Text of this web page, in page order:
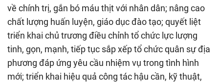
về chính trị, gắn bó máu thịt với nhân dân; nâng cao
chất lượng huấn luyện, giáo dục đào tạo; quyết liệt
triển khai chủ trương điều chỉnh tổ chức lực lượng
tinh, gọn, mạnh, tiếp tục sắp xếp tổ chức quân sự địa
phương đáp ứng yêu cầu nhiệm vụ trong tình hình
mới; triển khai hiệu quả công tác hậu cần, kỹ thuật,